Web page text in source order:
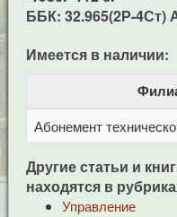
ББК: 32.965(2Р-4Ст)
Имеется в наличии:
Абонемент
Другие статьи и
находятся в
Управление